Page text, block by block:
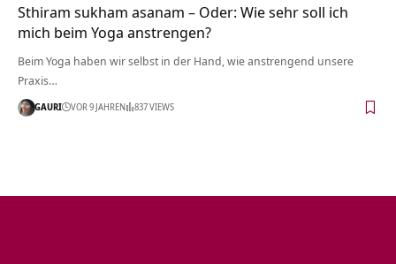
Sthiram sukham asanam – Oder: Wie sehr soll ich
mich beim Yoga anstrengen?
Beim Yoga haben wir selbst in der Hand, wie anstrengend unsere
Praxis…
GAURI VOR 9 JAHREN 837 VIEWS